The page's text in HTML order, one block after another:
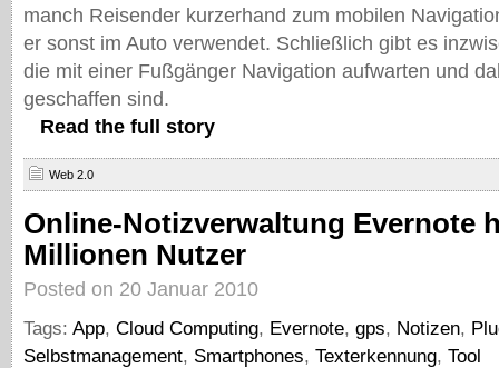
manch Reisender kurzerhand zum mobilen
er sonst im Auto verwendet. Schließlich gibt es
die mit einer Fußgänger Navigation aufwarten und
geschaffen sind.
Read the full story
Web 2.0
Online-Notizverwaltung Evernote
Millionen Nutzer
Posted on 20 Januar 2010
Tags: App, Cloud Computing, Evernote, gps, Notizen,
Selbstmanagement, Smartphones, Texterkennung, Tool